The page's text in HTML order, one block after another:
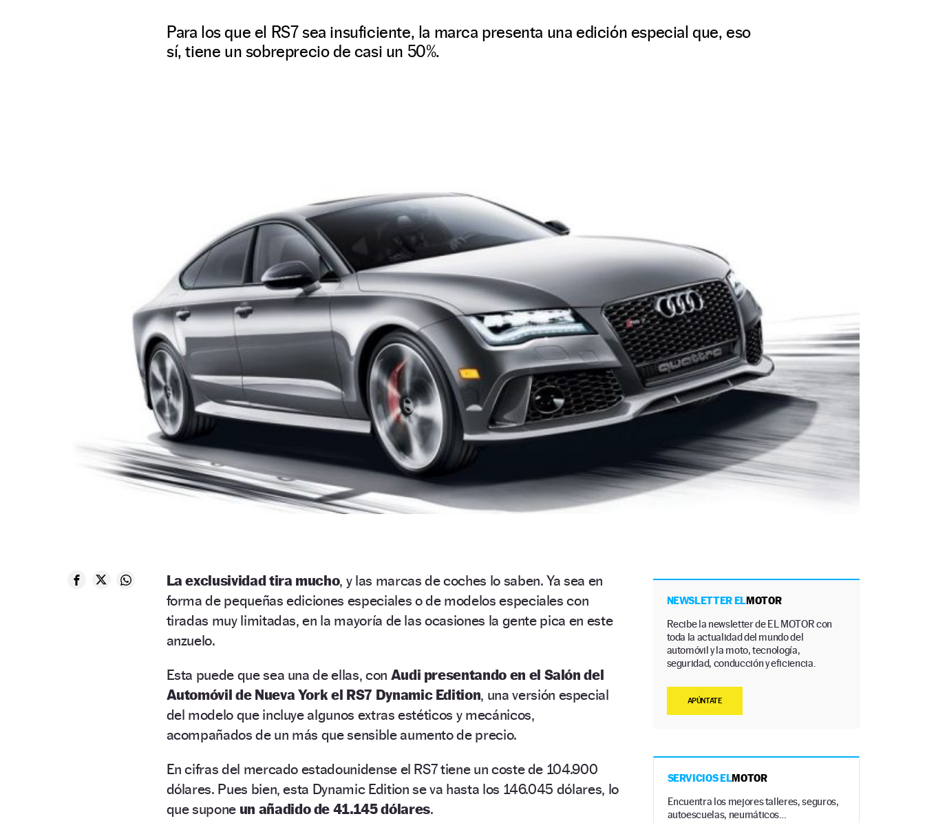
Para los que el RS7 sea insuficiente, la marca presenta una edición especial que, eso
sí, tiene un sobreprecio de casi un 50%.
La exclusividad tira mucho, y las marcas de coches lo saben. Ya sea en
forma de pequeñas ediciones especiales o de modelos especiales con
tiradas muy limitadas, en la mayoría de las ocasiones la gente pica en este
anzuelo.
Esta puede que sea una de ellas, con Audi presentando en el Salón del
Automóvil de Nueva York el RS7 Dynamic Edition, una versión especial
del modelo que incluye algunos extras estéticos y mecánicos,
acompañados de un más que sensible aumento de precio.
En cifras del mercado estadounidense el RS7 tiene un coste de 104.900
dólares. Pues bien, esta Dynamic Edition se va hasta los 146.045 dólares, lo
que supone un añadido de 41.145 dólares.
NEWSLETTER ELMOTOR
Recibe la newsletter de EL MOTOR con
toda la actualidad del mundo del
automóvil y la moto, tecnología,
seguridad, conducción y eficiencia.
APÚNTATE
SERVICIOS ELMOTOR
Encuentra los mejores talleres, seguros,
autoescuelas, neumáticos…